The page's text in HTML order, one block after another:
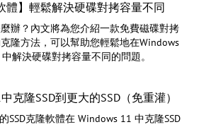
體】輕鬆解決硬碟對拷容量不同
辦？內文將為您介紹一款免費磁碟對拷
隆方法，可以幫助您輕鬆地在Windows
解決硬碟對拷容量不同的問題。
克隆SSD到更大的SSD（免重灌）
SSD克隆軟體在 Windows 11 中克隆SSD